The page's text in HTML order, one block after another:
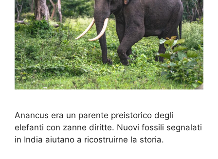
Anancus era un parente preistorico degli
elefanti con zanne diritte. Nuovi fossili segnalati
in India aiutano a ricostruirne la storia.